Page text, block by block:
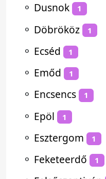
⚬ Dusnok 1
⚬ Döbrököz 1
⚬ Ecséd 1
⚬ Emőd 1
⚬ Encsencs 1
⚬ Epöl 1
⚬ Esztergom 1
⚬ Feketeerdő 1